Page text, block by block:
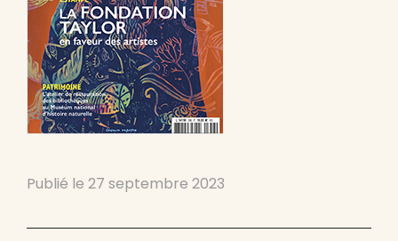
Publié le 27 septembre 2023